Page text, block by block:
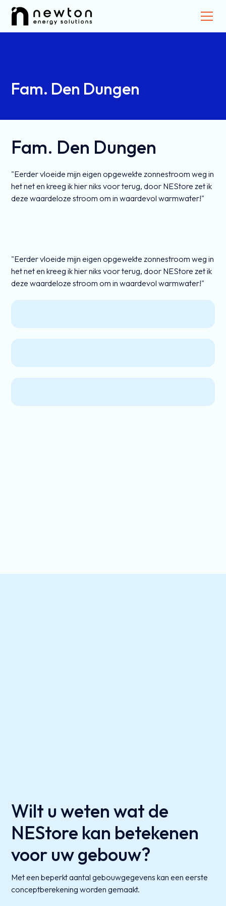
Fam. Den Dungen
Fam. Den Dungen
"Eerder vloeide mijn eigen opgewekte zonnestroom weg in
het net en kreeg ik hier niks voor terug, door NEStore zet ik
deze waardeloze stroom om in waardevol warmwater!"
"Eerder vloeide mijn eigen opgewekte zonnestroom weg in
het net en kreeg ik hier niks voor terug, door NEStore zet ik
deze waardeloze stroom om in waardevol warmwater!"
Wilt u weten wat de
NEStore kan betekenen
voor uw gebouw?
Met een beperkt aantal gebouwgegevens kan een eerste
conceptberekening worden gemaakt.